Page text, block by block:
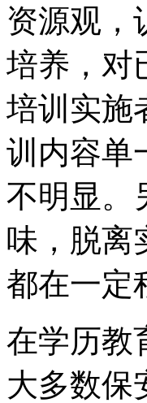
资源观，
培养，对
培训实施
训内容单
不明显。
味，脱离
都在一定
在学历教
大多数保